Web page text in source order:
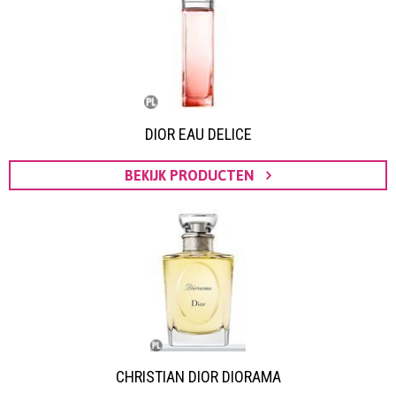
DIOR EAU DELICE
BEKIJK PRODUCTEN
CHRISTIAN DIOR DIORAMA